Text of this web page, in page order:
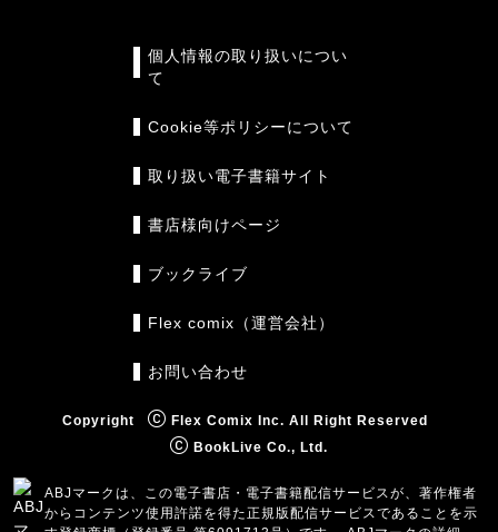
個人情報の取り扱いについ
て
Cookie等ポリシーについて
取り扱い電子書籍サイト
書店様向けページ
ブックライブ
Flex comix（運営会社）
お問い合わせ
Copyright
Flex Comix Inc. All Right Reserved
BookLive Co., Ltd.
ABJマークは、この電子書店・電子書籍配信サービスが、著作権者
からコンテンツ使用許諾を得た正規版配信サービスであることを示